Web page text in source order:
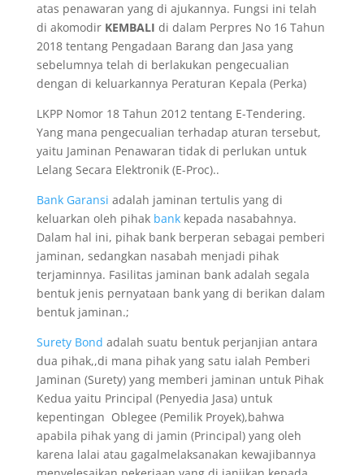
atas penawaran yang di ajukannya. Fungsi ini telah
di akomodir KEMBALI di dalam Perpres No 16 Tahun
2018 tentang Pengadaan Barang dan Jasa yang
sebelumnya telah di berlakukan pengecualian
dengan di keluarkannya Peraturan Kepala (Perka)
LKPP Nomor 18 Tahun 2012 tentang E-Tendering.
Yang mana pengecualian terhadap aturan tersebut,
yaitu Jaminan Penawaran tidak di perlukan untuk
Lelang Secara Elektronik (E-Proc)..
Bank Garansi adalah jaminan tertulis yang di
keluarkan oleh pihak bankkepada nasabahnya.
Dalam hal ini, pihak bank berperan sebagai pemberi
jaminan, sedangkan nasabah menjadi pihak
terjaminnya. Fasilitas jaminan bank adalah segala
bentuk jenis pernyataan bank yang di berikan dalam
bentuk jaminan.;
Surety Bond adalah suatu bentuk perjanjian antara
dua pihak,,di mana pihak yang satu ialah Pemberi
Jaminan (Surety) yang memberi jaminan untuk Pihak
Kedua yaitu Principal (Penyedia Jasa) untuk
kepentingan Oblegee (Pemilik Proyek),bahwa
apabila pihak yang di jamin (Principal) yang oleh
karena lalai atau gagalmelaksanakan kewajibannya